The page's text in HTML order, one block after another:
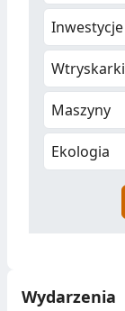
Inwestycje
Wtryskarki
Maszyny
Ekologia
Wydarzenia